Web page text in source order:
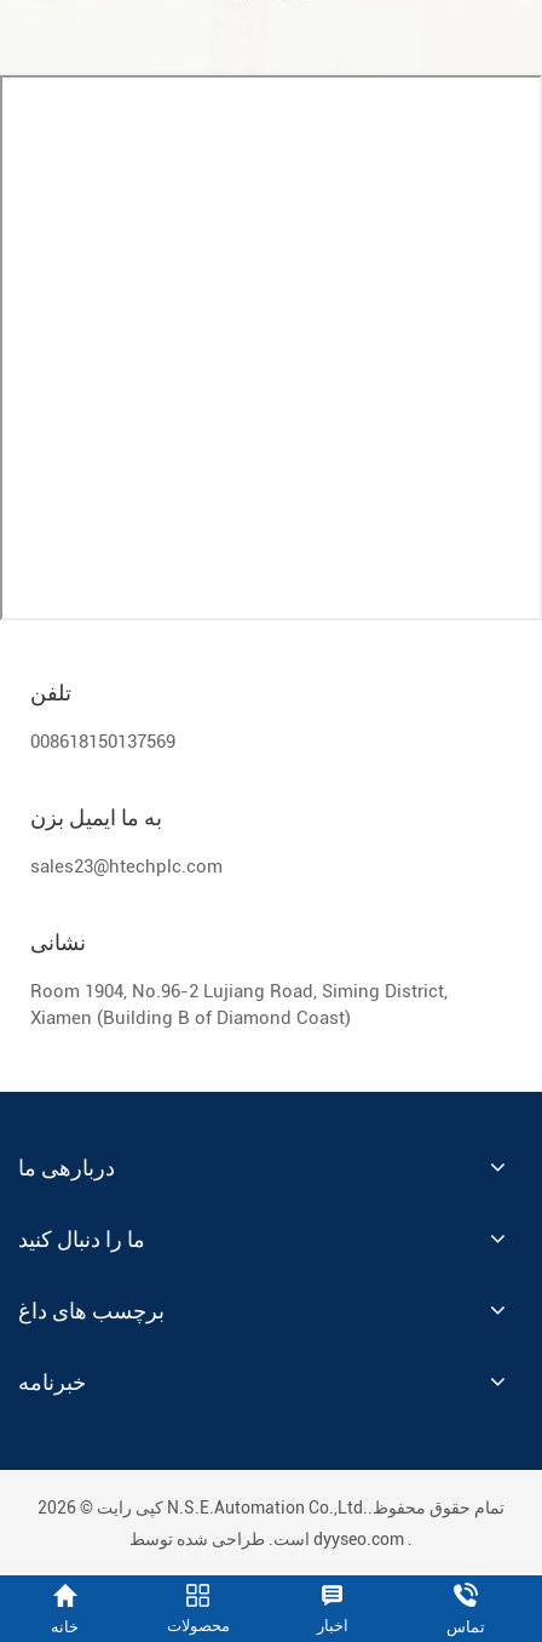
تلفن
008618150137569
به ما ایمیل بزن
sales23@htechplc.com
نشانی
Room 1904, No.96-2 Lujiang Road, Siming District,
Xiamen (Building B of Diamond Coast)
دربارهی ما
ما را دنبال کنید
برچسب های داغ
خبرنامه
کپی رایت © 2026 N.S.E.Automation Co.,Ltd..تمام حقوق محفوظ
dyyseo.com
خانه محصولات اخبار تماس